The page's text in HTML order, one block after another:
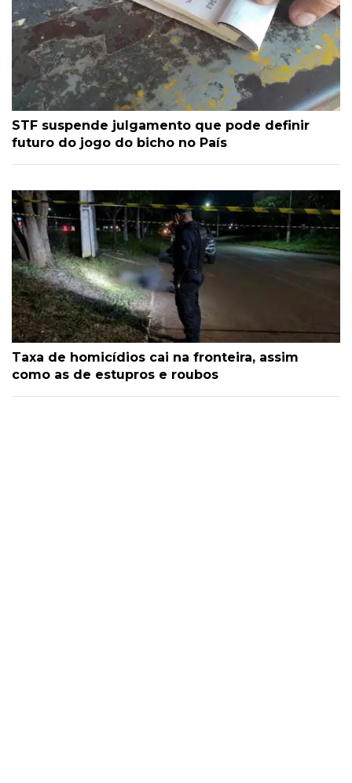
STF suspende julgamento que pode definir
futuro do jogo do bicho no País
Taxa de homicídios cai na fronteira, assim
como as de estupros e roubos